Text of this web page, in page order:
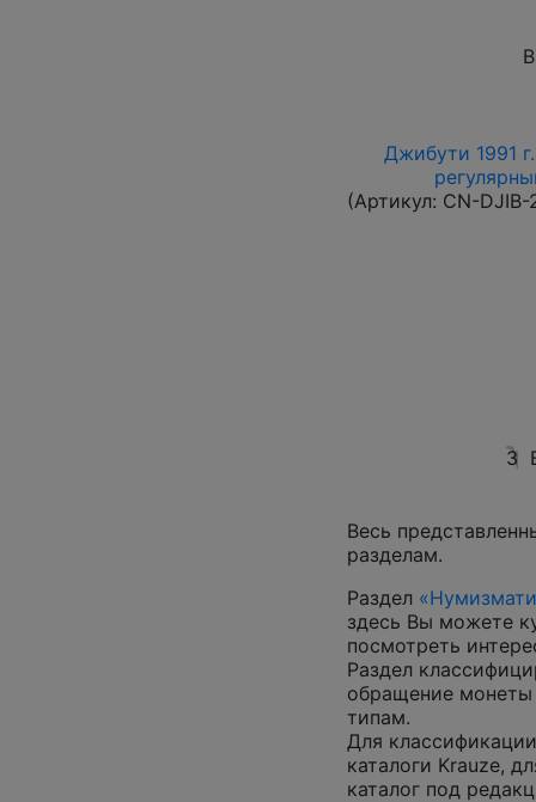
Джибути 1991
(Артикул: CN-DJIB-
3
Весь
разделам.
Раздел
здесь Вы можете
посмотреть
Раздел
обращение
типам.
Для
каталоги Krauze,
каталог под